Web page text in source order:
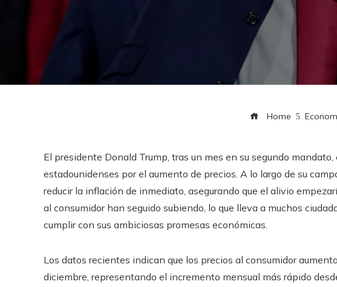
Home
El presidente Donald Trump, tras un mes en su segundo
estadounidenses por el aumento de precios. A lo largo de su
reducir la inflación de inmediato, asegurando que el alivio
al consumidor han seguido subiendo, lo que lleva a muchos
cumplir con sus ambiciosas promesas económicas.
Los datos recientes indican que los precios al consumidor
diciembre, representando el incremento mensual más rápido